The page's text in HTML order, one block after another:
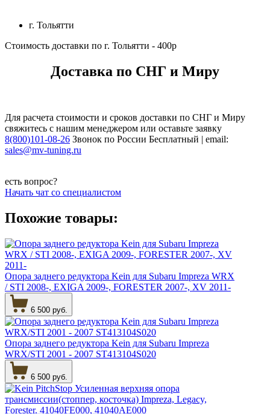
г. Тольятти
Стоимость доставки по г. Тольятти - 400р
Доставка по СНГ и Миру
Для расчета стоимости и сроков доставки по СНГ и Миру
свяжитесь с нашим менеджером или оставьте заявку
8(800)101-08-26 Звонок по России Бесплатный | email:
sales@mv-tuning.ru
есть вопрос?
Начать чат со специалистом
Похожие товары:
Опора заднего редуктора Kein для Subaru Impreza WRX
/ STI 2008-, EXIGA 2009-, FORESTER 2007-, XV 2011-
6 500 руб.
Опора заднего редуктора Kein для Subaru Impreza
WRX/STI 2001 - 2007 ST413104S020
6 500 руб.